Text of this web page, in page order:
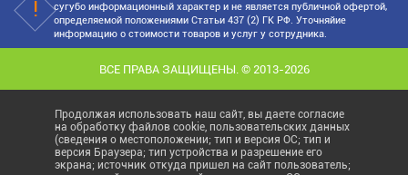
сугубо информационный характер и не является публичной офертой,
определяемой положениями Статьи 437 (2) ГК РФ. Уточняйие
информацию о стоимости товаров и услуг у сотрудника.
ВСЕ ПРАВА ЗАЩИЩЕНЫ. © 2013-2026
Продолжая использовать наш сайт, вы даете согласие
на обработку файлов cookie, пользовательских данных
(сведения о местоположении; тип и версия ОС; тип и
версия Браузера; тип устройства и разрешение его
экрана; источник откуда пришел на сайт пользователь;